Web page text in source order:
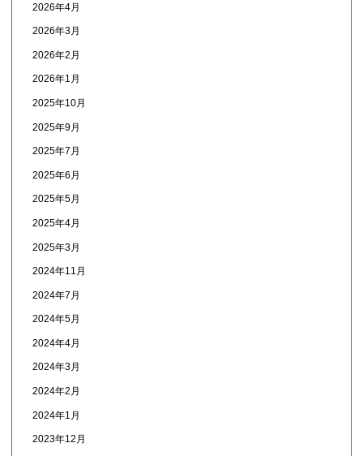
2026年4月
2026年3月
2026年2月
2026年1月
2025年10月
2025年9月
2025年7月
2025年6月
2025年5月
2025年4月
2025年3月
2024年11月
2024年7月
2024年5月
2024年4月
2024年3月
2024年2月
2024年1月
2023年12月